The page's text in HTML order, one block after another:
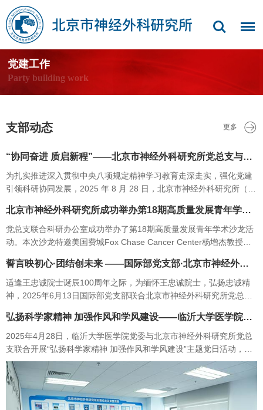
党建工作
Party building work
支部动态 更多
“协同奋进 质启新程”——北京市神经外科研究所党总支与北京干细胞与再生医学…
为扎实推进深入贯彻中央八项规定精神学习教育走深走实，强化党建
引领科研协同发展，2025 年 8 月 28 日，北京市神经外科研究所（以
生医学创新研究…
北京市神经外科研究所成功举办第18期高质量发展青年学术沙龙活动
党总支联合科研办公室成功举办了第18期高质量发展青年学术沙龙活
动。本次沙龙特邀美国费城Fox Chase Cancer Center杨增杰教授、
员和张琪助理研…
誓言映初心·团结创未来 ——国际部党支部·北京市神经外科研究所党总支联合开展…
适逢王忠诚院士诞辰100周年之际，为缅怀王忠诚院士，弘扬忠诚精
神，2025年6月13日国际部党支部联合北京市神经外科研究所党总支
创未来”主题党…
弘扬科学家精神 加强作风和学风建设——临沂大学医学院党委与北京市神经外科研…
2025年4月28日，临沂大学医学院党委与北京市神经外科研究所党总
支联合开展“弘扬科学家精神 加强作风和学风建设”主题党日活动，共
同学习习近平总书记关于科技创新和科学家精神的重要论述，共同感
悟科学家精神与医者…